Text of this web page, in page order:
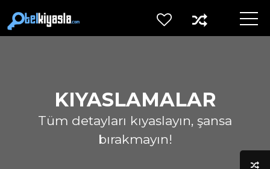
KIYASLAMALAR
Tüm detayları kıyaslayın, şansa
bırakmayın!